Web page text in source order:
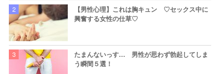
【男性心理】これは胸キュン ♡セックス中に
興奮する女性の仕草♡
たまんないっす… 男性が思わず勃起してしま
う瞬間５選！